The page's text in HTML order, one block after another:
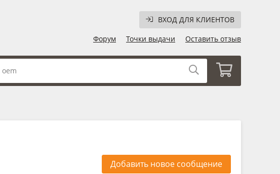
ВХОД ДЛЯ КЛИЕНТОВ
Форум
Точки выдачи Оставить отзыв
Добавить новое сообщение